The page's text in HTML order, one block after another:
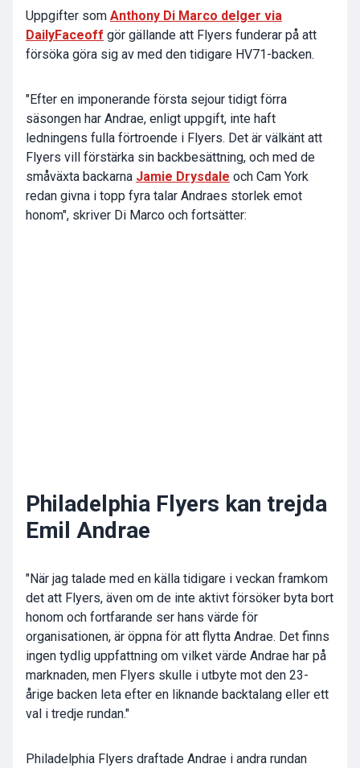
Uppgifter som Anthony Di Marco delger via
DailyFaceoff gör gällande att Flyers funderar på att
försöka göra sig av med den tidigare HV71-backen.
"Efter en imponerande första sejour tidigt förra
säsongen har Andrae, enligt uppgift, inte haft
ledningens fulla förtroende i Flyers. Det är välkänt att
Flyers vill förstärka sin backbesättning, och med de
småväxta backarna Jamie Drysdale och Cam York
redan givna i topp fyra talar Andraes storlek emot
honom", skriver Di Marco och fortsätter:
Philadelphia Flyers kan trejda
Emil Andrae
"När jag talade med en källa tidigare i veckan framkom
det att Flyers, även om de inte aktivt försöker byta bort
honom och fortfarande ser hans värde för
organisationen, är öppna för att flytta Andrae. Det finns
ingen tydlig uppfattning om vilket värde Andrae har på
marknaden, men Flyers skulle i utbyte mot den 23-
årige backen leta efter en liknande backtalang eller ett
val i tredje rundan."
Philadelphia Flyers draftade Andrae i andra rundan